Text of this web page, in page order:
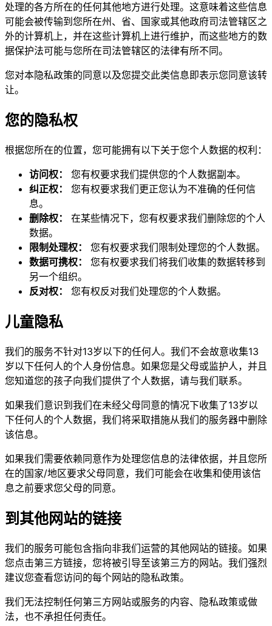
处理的各方所在的任何其他地方进行处理。这意味着这些信息
可能会被传输到您所在州、省、国家或其他政府司法管辖区之
外的计算机上，并在这些计算机上进行维护，而这些地方的数
据保护法可能与您所在司法管辖区的法律有所不同。
您对本隐私政策的同意以及您提交此类信息即表示您同意该转
让。
您的隐私权
根据您所在的位置，您可能拥有以下关于您个人数据的权利：
访问权：
您有权要求我们提供您的个人数据副本。
纠正权：
您有权要求我们更正您认为不准确的任何信
息。
删除权：
在某些情况下，您有权要求我们删除您的个人
数据。
限制处理权：
您有权要求我们限制处理您的个人数据。
数据可携权：
您有权要求我们将我们收集的数据转移到
另一个组织。
反对权：
您有权反对我们处理您的个人数据。
儿童隐私
我们的服务不针对13岁以下的任何人。我们不会故意收集13
岁以下任何人的个人身份信息。如果您是父母或监护人，并且
您知道您的孩子向我们提供了个人数据，请与我们联系。
如果我们意识到我们在未经父母同意的情况下收集了13岁以
下任何人的个人数据，我们将采取措施从我们的服务器中删除
该信息。
如果我们需要依赖同意作为处理您信息的法律依据，并且您所
在的国家/地区要求父母同意，我们可能会在收集和使用该信
息之前要求您父母的同意。
到其他网站的链接
我们的服务可能包含指向非我们运营的其他网站的链接。如果
您点击第三方链接，您将被引导至该第三方的网站。我们强烈
建议您查看您访问的每个网站的隐私政策。
我们无法控制任何第三方网站或服务的内容、隐私政策或做
法，也不承担任何责任。